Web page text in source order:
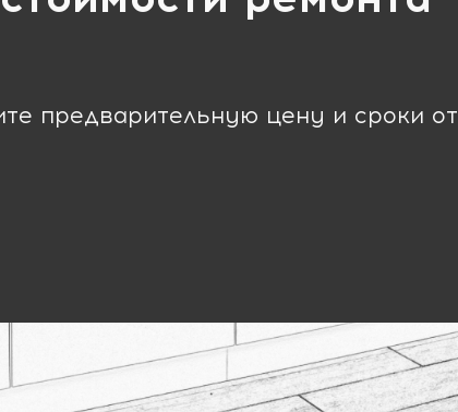
предварительную цену и сроки от